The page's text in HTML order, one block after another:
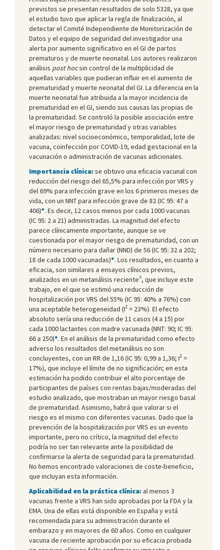
previstos se presentan resultados de solo 5328, ya que
el estudio tuvo que aplicar la regla de finalización, al
detectar el Comité Independiente de Monitorización de
Datos y el equipo de seguridad del investigador una
alerta por aumento significativo en el GI de partos
prematuros y de muerte neonatal. Los autores realizaron
análisis post hocsin control de la multiplicidad de
aquellas variables que pudieran influir en el aumento de
prematuridad y muerte neonatal del GI. La diferencia en la
muerte neonatal fue atribuida a la mayor incidencia de
prematuridad en el GI, siendo sus causas las propias de
la prematuridad. Se controló la posible asociación entre
el mayor riesgo de prematuridad y otras variables
analizadas: nivel socioeconómico, temporalidad, lote de
vacuna, coinfección por COVID-19, edad gestacional en la
vacunación o administración de vacunas adicionales.
Importancia clínica:se obtuvo una eficacia vacunal con
reducción del riesgo del 65,5% para infección por VRS y
del 69% para infección grave en los 6 primeros meses de
vida, con un NNT para infección grave de 82 (IC 95: 47 a
406)*. Es decir, 12 casos menos por cada 1000 vacunas
(IC 95: 2 a 21) administradas. La magnitud del efecto
parece clínicamente importante, aunque se ve
cuestionada por el mayor riesgo de prematuridad, con un
número necesario para dañar (NND) de 56 (IC 95: 32 a 202;
18 de cada 1000 vacunadas)*. Los resultados, en cuanto a
eficacia, son similares a ensayos clínicos previos,
analizados en un metanálisis reciente4, que incluye este
trabajo, en el que se estimó una reducción de
hospitalización por VRS del 55% (IC 95: 40% a 76%) con
una aceptable heterogeneidad (I2 = 23%). El efecto
absoluto sería una reducción de 11 casos (4 a 15) por
cada 1000 lactantes con madre vacunada (NNT: 90; IC 95:
66 a 250)*. En el análisis de la prematuridad como efecto
adverso los resultados del metanálisis no son
concluyentes, con un RR de 1,16 (IC 95: 0,99 a 1,36; I2 =
17%), que incluye el límite de no significación; en esta
estimación ha podido contribuir el alto porcentaje de
participantes de países con rentas bajas/moderadas del
estudio analizado, que mostraban un mayor riesgo basal
de prematuridad. Asimismo, habrá que valorar si el
riesgo es el mismo con diferentes vacunas. Dado que la
prevención de la hospitalización por VRS es un evento
importante, pero no crítico, la magnitud del efecto
podría no ser tan relevante ante la posibilidad de
confirmarse la alerta de seguridad para la prematuridad.
No hemos encontrado valoraciones de coste-beneficio,
que incluyan esta información.
Aplicabilidad en la práctica clínica:al menos 3
vacunas frente a VRS han sido aprobadas por la FDA y la
EMA. Una de ellas está disponible en España y está
recomendada para su administración durante el
embarazo y en mayores de 60 años. Como en cualquier
vacuna de reciente aprobación por su eficacia probada